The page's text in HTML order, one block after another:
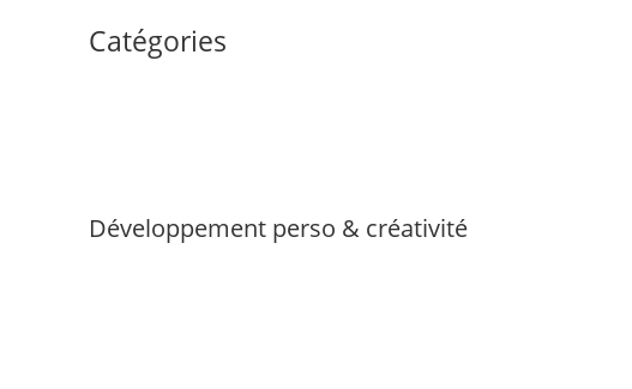
Catégories
Développement perso & créativité